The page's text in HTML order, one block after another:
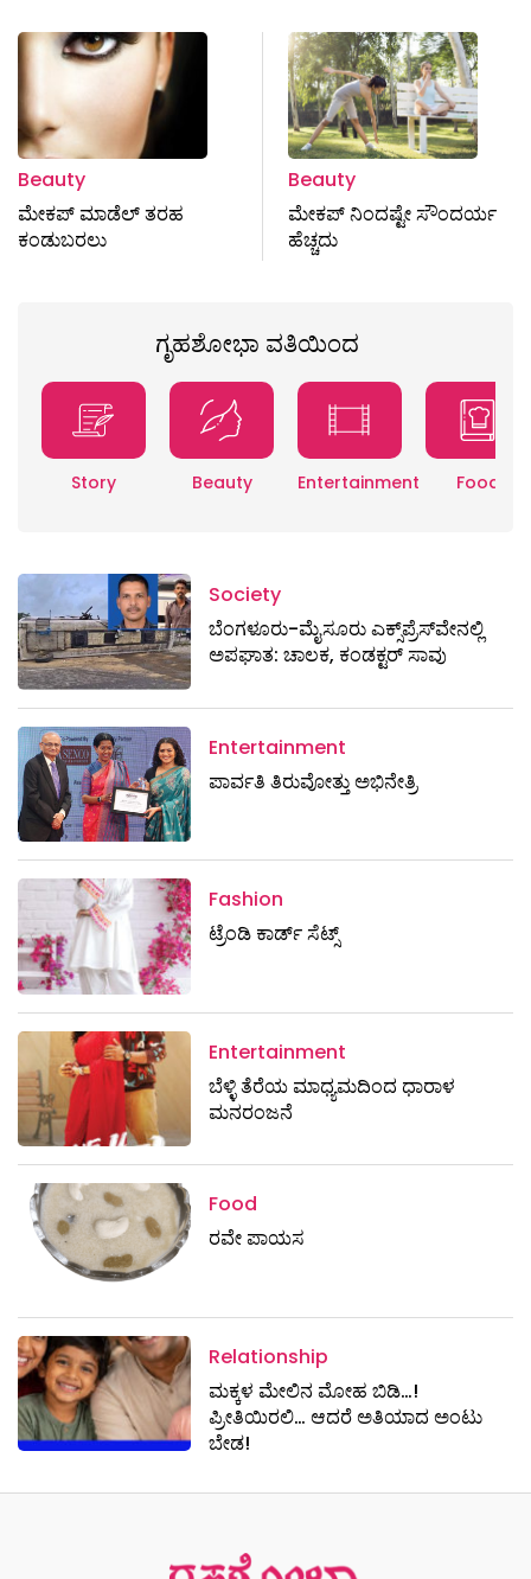
Beauty
ಮೇಕಪ್‌ ಮಾಡೆಲ್‌ ತರಹ
ಕಂಡುಬರಲು
Beauty
ಮೇಕಪ್‌ ನಿಂದಷ್ಟೇ ಸೌಂದರ್ಯ
ಹೆಚ್ಚದು
ಗೃಹಶೋಭಾ ವತಿಯಿಂದ
Story Beauty Entertainment Food
Society
ಬೆಂಗಳೂರು-ಮೈಸೂರು ಎಕ್ಸ್​ಪ್ರೆಸ್‌ವೇನಲ್ಲಿ
ಅಪಘಾತ: ಚಾಲಕ, ಕಂಡಕ್ಟರ್ ಸಾವು
Entertainment
ಪಾರ್ವತಿ ತಿರುವೋತ್ತು ಅಭಿನೇತ್ರಿ
Fashion
ಟ್ರೆಂಡಿ ಕಾರ್ಡ್‌ ಸೆಟ್ಸ್
Entertainment
ಬೆಳ್ಳಿ ತೆರೆಯ ಮಾಧ್ಯಮದಿಂದ ಧಾರಾಳ
ಮನರಂಜನೆ
Food
ರವೇ ಪಾಯಸ
Relationship
ಮಕ್ಕಳ ಮೇಲಿನ ಮೋಹ ಬಿಡಿ…!
ಪ್ರೀತಿಯಿರಲಿ… ಆದರೆ ಅತಿಯಾದ ಅಂಟು
ಬೇಡ!